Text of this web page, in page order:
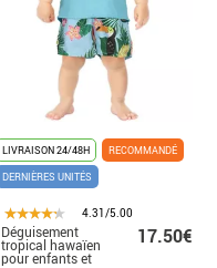
LIVRAISON 24/48H
RECOMMANDÉ
DERNIÈRES UNITÉS
4.31/5.00
Déguisement
tropical hawaïen
pour enfants et
17.50€